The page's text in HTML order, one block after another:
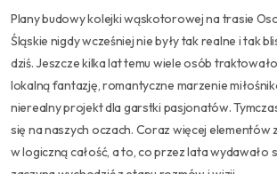
Plany budowy kolejki wąskotorowej na trasie
Śląskie nigdy wcześniej nie były tak realne i tak
dziś. Jeszcze kilka lat temu wiele osób
lokalną fantazję, romantyczne marzenie
nierealny projekt dla garstki pasjonatów.
się na naszych oczach. Coraz więcej elementów
w logiczną całość, a to, co przez lata wydawało